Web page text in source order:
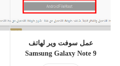
عمل سوفت وير لهاتف
Samsung Galaxy Note 9